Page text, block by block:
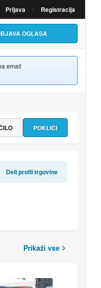
Prijava Registracija
OGLASA
email
Deli profil trgovine
POKLIČI
Prikaži vse